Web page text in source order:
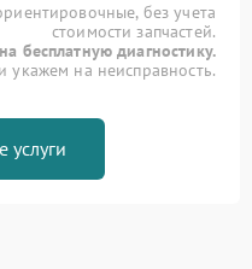
без учета
стоимости запчастей.
бесплатную диагностику.
на неисправность.
услуги